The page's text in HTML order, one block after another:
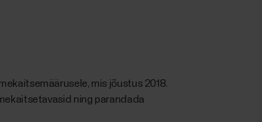
mis jõustus 2018.
ning parandada